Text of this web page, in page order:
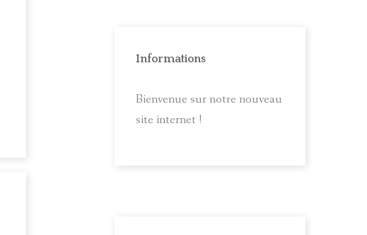
Informations
Bienvenue sur notre nouveau
site internet !